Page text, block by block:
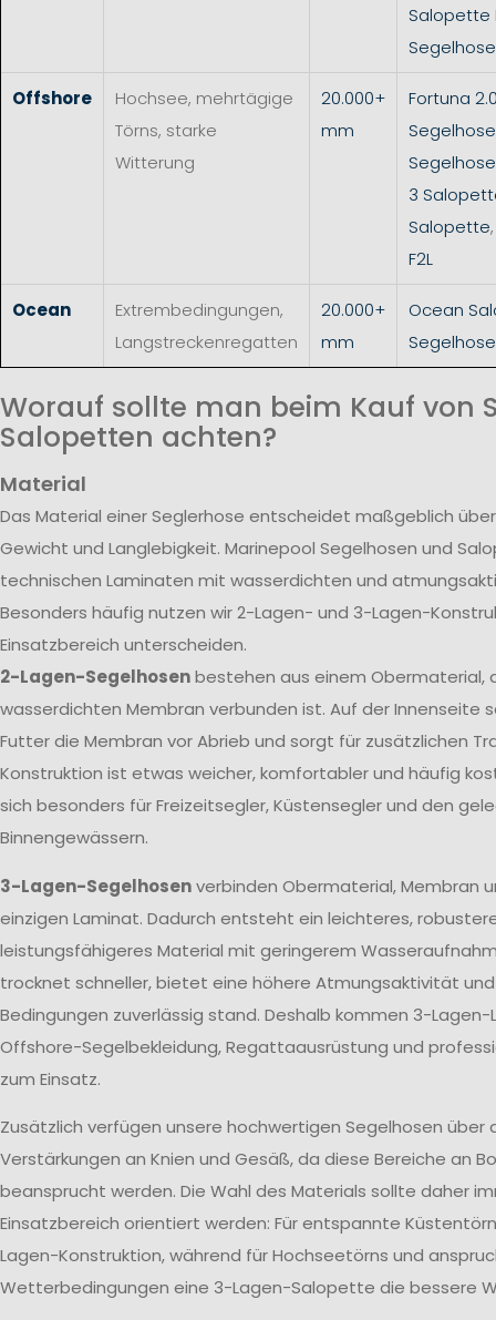
Salopette
Segelhose
Offshore
Hochsee, mehrtägige
Törns, starke
Witterung
20.000+
mm
Fortuna
Segelhose
3
Salopette
F2L
Ocean
Extrembedingungen,
Langstreckenregatten
20.000+
mm
Ocean
Segelhose
Worauf sollte man beim Kauf von
Salopetten achten?
Material
Das Material einer Seglerhose entscheidet maßgeblich
Gewicht und Langlebigkeit. Marinepool Segelhosen und
technischen Laminaten mit wasserdichten und
Besonders häufig nutzen wir 2-Lagen- und 3-Lagen-
Einsatzbereich unterscheiden.
2-Lagen-Segelhosenbestehen aus einem Obermaterial,
wasserdichten Membran verbunden ist. Auf der Innenseite
Futter die Membran vor Abrieb und sorgt für zusätzlichen
Konstruktion ist etwas weicher, komfortabler und häufig
sich besonders für Freizeitsegler, Küstensegler und den
Binnengewässern.
3-Lagen-Segelhosenverbinden Obermaterial, Membran
einzigen Laminat. Dadurch entsteht ein leichteres,
leistungsfähigeres Material mit geringerem
trocknet schneller, bietet eine höhere Atmungsaktivität
Bedingungen zuverlässig stand. Deshalb kommen 3-
Offshore-Segelbekleidung, Regattaausrüstung und
zum Einsatz.
Zusätzlich verfügen unsere hochwertigen Segelhosen über
Verstärkungen an Knien und Gesäß, da diese Bereiche an
beansprucht werden. Die Wahl des Materials sollte daher
Einsatzbereich orientiert werden: Für entspannte
Lagen-Konstruktion, während für Hochseetörns und
Wetterbedingungen eine 3-Lagen-Salopette die bessere